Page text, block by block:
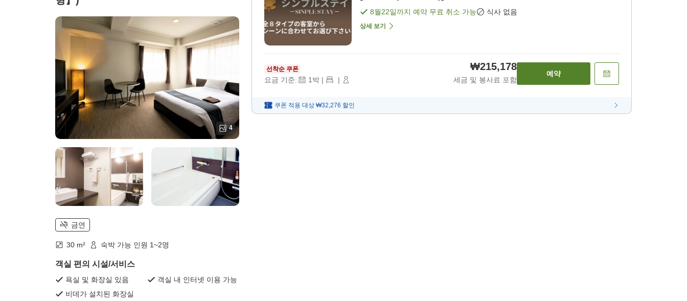
4
금연
30 m² 숙박 가능 인원 1~2명
객실 편의 시설/서비스
욕실 및 화장실 있음
객실 내 인터넷 이용 가능
비데가 설치된 화장실
8월22일까지 예약 무료 취소 가능 식사 없음
상세 보기
선착순 쿠폰
요금 기준: 1 박 | |
₩215,178
세금 및 봉사료 포함
예약
쿠폰 적용 대상 ₩32,276 할인